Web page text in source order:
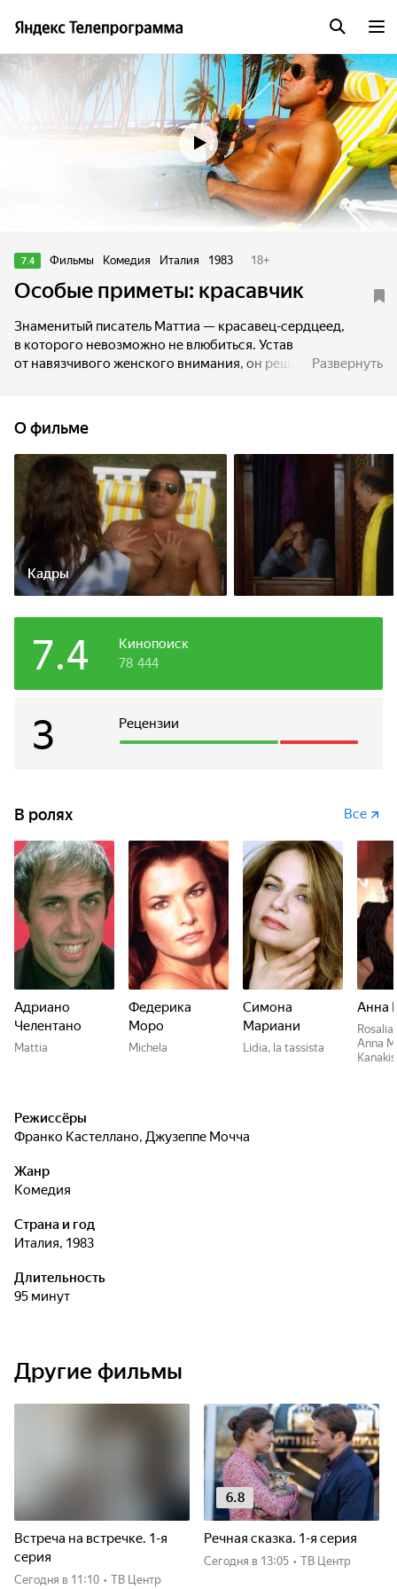
7.4 Фильмы Комедия Италия 1983 18+
Особые приметы: красавчик
Знаменитый писатель Маттиа — красавец-сердцеед,
в которого невозможно не влюбиться. Устав
от навязчивого женского внимания, он решает платить
Маттиа никак не ожидает, что влюбится в нее сам.
Развернуть
О фильме
Кадры
Кинопоиск
7.4 78 444
Рецензии
3
В ролях Все
Адриано
Челентано
Mattia
Федерика
Моро
Michela
Симона
Мариани
Lidia, la tassista
Анна
Anna
Режиссёры
Франко Кастеллано, Джузеппе Мочча
Жанр
комедия
Страна и год
Италия, 1983
Длительность
95 минут
Другие фильмы
Встреча на встречке. 1-я
серия
Сегодня в 11:10 • ТВ Центр
6.8
Речная сказка. 1-я серия
Сегодня в 13:05 • ТВ Центр